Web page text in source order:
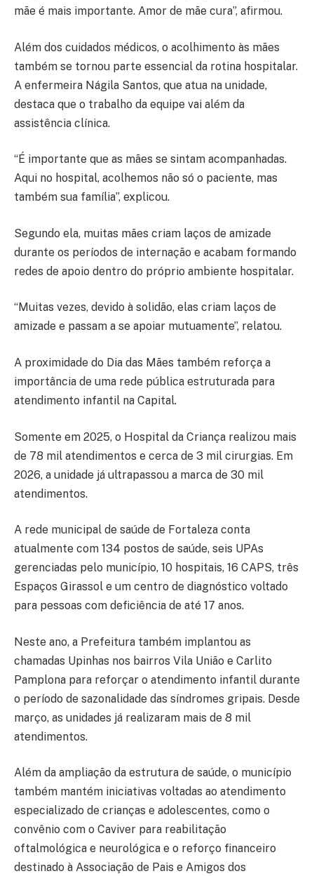
mãe é mais importante. Amor de mãe cura”, afirmou.
Além dos cuidados médicos, o acolhimento às mães
também se tornou parte essencial da rotina hospitalar.
A enfermeira Nágila Santos, que atua na unidade,
destaca que o trabalho da equipe vai além da
assistência clínica.
“É importante que as mães se sintam acompanhadas.
Aqui no hospital, acolhemos não só o paciente, mas
também sua família”, explicou.
Segundo ela, muitas mães criam laços de amizade
durante os períodos de internação e acabam formando
redes de apoio dentro do próprio ambiente hospitalar.
“Muitas vezes, devido à solidão, elas criam laços de
amizade e passam a se apoiar mutuamente”, relatou.
A proximidade do Dia das Mães também reforça a
importância de uma rede pública estruturada para
atendimento infantil na Capital.
Somente em 2025, o Hospital da Criança realizou mais
de 78 mil atendimentos e cerca de 3 mil cirurgias. Em
2026, a unidade já ultrapassou a marca de 30 mil
atendimentos.
A rede municipal de saúde de Fortaleza conta
atualmente com 134 postos de saúde, seis UPAs
gerenciadas pelo município, 10 hospitais, 16 CAPS, três
Espaços Girassol e um centro de diagnóstico voltado
para pessoas com deficiência de até 17 anos.
Neste ano, a Prefeitura também implantou as
chamadas Upinhas nos bairros Vila União e Carlito
Pamplona para reforçar o atendimento infantil durante
o período de sazonalidade das síndromes gripais. Desde
março, as unidades já realizaram mais de 8 mil
atendimentos.
Além da ampliação da estrutura de saúde, o município
também mantém iniciativas voltadas ao atendimento
especializado de crianças e adolescentes, como o
convênio com o Caviver para reabilitação
oftalmológica e neurológica e o reforço financeiro
destinado à Associação de Pais e Amigos dos